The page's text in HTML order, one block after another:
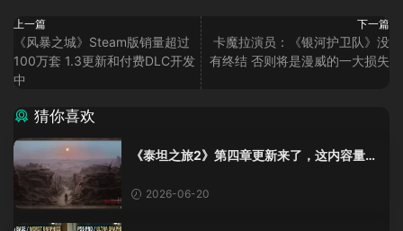
上一篇
《风暴之城》Steam版销量超过
100万套 1.3更新和付费DLC开发
中
下一篇
卡魔拉演员：《银河护卫队》没
有终结 否则将是漫威的一大损失
猜你喜欢
《泰坦之旅2》第四章更新来了，这内容量感
2026-06-20